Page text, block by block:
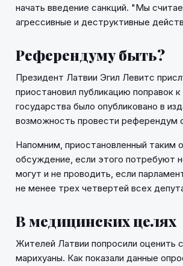
начать введение санкций. "Мы
агрессивные и деструктивные
Референдуму быть?
Президент Латвии Эгил Левитс
приостановил публикацию поправок
государства было опубликовано в
возможность провести референдум
Напомним, приостановленный таким
обсуждение, если этого потребуют
могут и не проводить, если
не менее трех четвертей всех
В медицинских целях
Жителей Латвии попросили оценить
марихуаны. Как показали данные